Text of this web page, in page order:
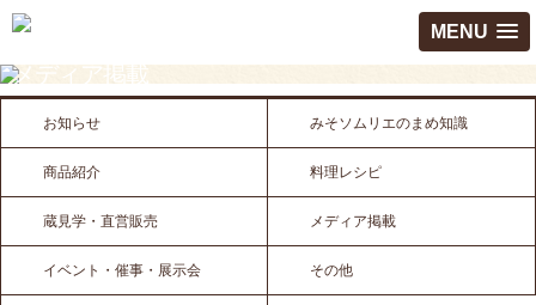
MENU
メディア掲載
お知らせ みそソムリエのまめ知識
商品紹介 料理レシピ
蔵見学・直営販売 メディア掲載
イベント・催事・展示会 その他